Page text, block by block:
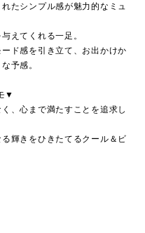
たシンプル感が魅力的なミュ
えてくれる一足。
ド感を引き立て、お出かけか
予感。
▼
、心まで満たすことを追求し
輝きをひきたてるクール＆ビ